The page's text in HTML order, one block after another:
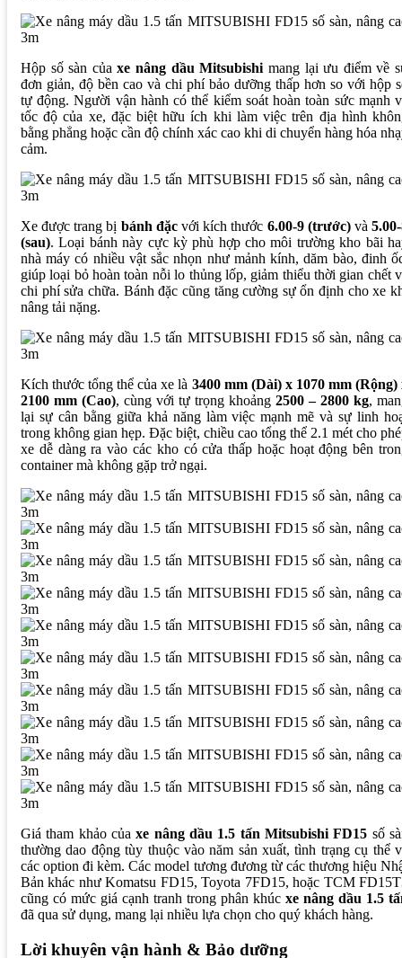
Hộp số sàn củaxe nâng dầu Mitsubishi mang lại ưu điểm về
đơn giản, độ bền cao và chi phí bảo dưỡng thấp hơn so với hộp
tự động. Người vận hành có thể kiểm soát hoàn toàn sức mạnh
tốc độ của xe, đặc biệt hữu ích khi làm việc trên địa hình
bằng phẳng hoặc cần độ chính xác cao khi di chuyển hàng hóa
cảm.
Xe được trang bị bánh đặcvới kích thước 6.00-9 (trước)và
(sau). Loại bánh này cực kỳ phù hợp cho môi trường kho bãi
nhà máy có nhiều vật sắc nhọn như mảnh kính, dăm bào, đinh
giúp loại bỏ hoàn toàn nỗi lo thủng lốp, giảm thiểu thời gian chết
chi phí sửa chữa. Bánh đặc cũng tăng cường sự ổn định cho xe
nâng tải nặng.
Kích thước tổng thể của xe là 3400 mm (Dài) x 1070 mm (Rộng)
2100 mm (Cao), cùng với tự trọng khoảng 2500 – 2800 kg,
lại sự cân bằng giữa khả năng làm việc mạnh mẽ và sự linh
trong không gian hẹp. Đặc biệt, chiều cao tổng thể 2.1 mét cho
xe dễ dàng ra vào các kho có cửa thấp hoặc hoạt động bên
container mà không gặp trở ngại.
Giá tham khảo củaxe nâng dầu 1.5 tấn Mitsubishi FD15 số
thường dao động tùy thuộc vào năm sản xuất, tình trạng cụ thể
các option đi kèm. Các model tương đương từ các thương hiệu
Bản khác như Komatsu FD15, Toyota 7FD15, hoặc TCM
cũng có mức giá cạnh tranh trong phân khúc xe nâng dầu 1.5
đã qua sử dụng, mang lại nhiều lựa chọn cho quý khách hàng.
Lời khuyên vận hành & Bảo dưỡng